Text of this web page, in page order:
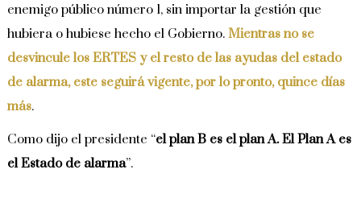
enemigo público número 1, sin importar la gestión que
hubiera o hubiese hecho el Gobierno.Mientras no se
desvincule los ERTES y el resto de las ayudas del estado
de alarma, este seguirá vigente, por lo pronto, quince días
más.
Como dijo el presidente “el plan B es el plan A. El Plan A es
el Estado de alarma”.